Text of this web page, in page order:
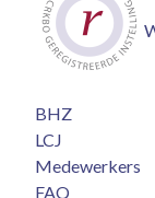
BHZ
LCJ
Medewerkers
FAQ